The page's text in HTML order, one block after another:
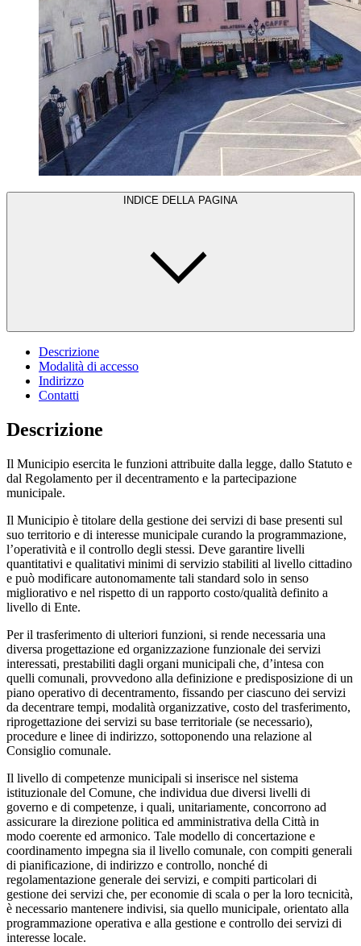
INDICE DELLA PAGINA
Descrizione
Modalità di accesso
Indirizzo
Contatti
Descrizione
Il Municipio esercita le funzioni attribuite dalla legge, dallo Statuto e
dal Regolamento per il decentramento e la partecipazione
municipale.
Il Municipio è titolare della gestione dei servizi di base presenti sul
suo territorio e di interesse municipale curando la programmazione,
l’operatività e il controllo degli stessi. Deve garantire livelli
quantitativi e qualitativi minimi di servizio stabiliti al livello cittadino
e può modificare autonomamente tali standard solo in senso
migliorativo e nel rispetto di un rapporto costo/qualità definito a
livello di Ente.
Per il trasferimento di ulteriori funzioni, si rende necessaria una
diversa progettazione ed organizzazione funzionale dei servizi
interessati, prestabiliti dagli organi municipali che, d’intesa con
quelli comunali, provvedono alla definizione e predisposizione di un
piano operativo di decentramento, fissando per ciascuno dei servizi
da decentrare tempi, modalità organizzative, costo del trasferimento,
riprogettazione dei servizi su base territoriale (se necessario),
procedure e linee di indirizzo, sottoponendo una relazione al
Consiglio comunale.
Il livello di competenze municipali si inserisce nel sistema
istituzionale del Comune, che individua due diversi livelli di
governo e di competenze, i quali, unitariamente, concorrono ad
assicurare la direzione politica ed amministrativa della Città in
modo coerente ed armonico. Tale modello di concertazione e
coordinamento impegna sia il livello comunale, con compiti generali
di pianificazione, di indirizzo e controllo, nonché di
regolamentazione generale dei servizi, e compiti particolari di
gestione dei servizi che, per economie di scala o per la loro tecnicità,
è necessario mantenere indivisi, sia quello municipale, orientato alla
programmazione operativa e alla gestione e controllo dei servizi di
interesse locale.